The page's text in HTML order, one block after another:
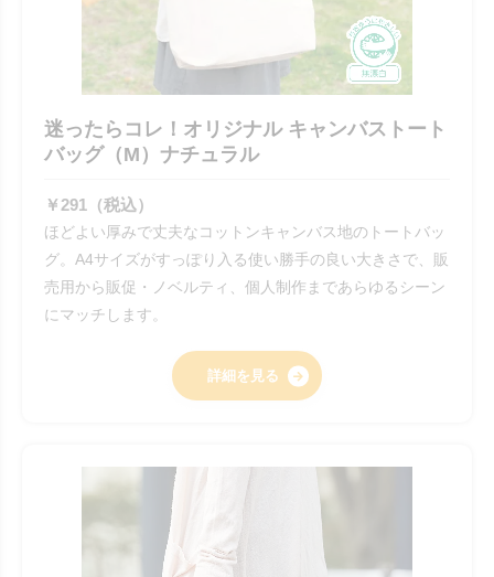
迷ったらコレ！オリジナル キャンバストート
バッグ（M）ナチュラル
￥291（税込）
ほどよい厚みで丈夫なコットンキャンバス地のトートバッ
グ。A4サイズがすっぽり入る使い勝手の良い大きさで、販
売用から販促・ノベルティ、個人制作まであらゆるシーン
にマッチします。
詳細を見る